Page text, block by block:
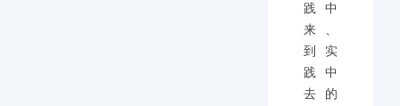
践中
来、
到实
践中
去的